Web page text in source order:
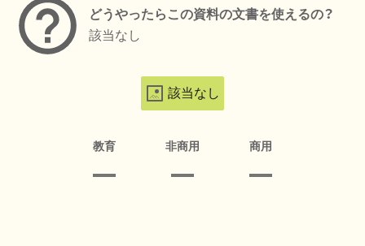
どうやったらこの資料の文書を使えるの？
該当なし
該当なし
教育 非商用 商用